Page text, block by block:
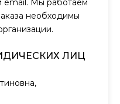
email. Мы работаем
необходимы
ЛИЦ